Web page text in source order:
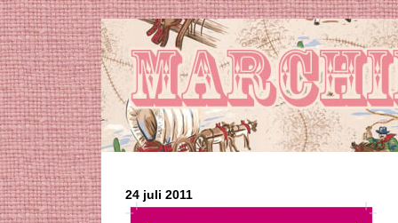
24 juli 2011